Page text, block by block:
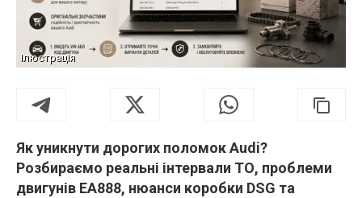
Ілюстрація
Як уникнути дорогих поломок Audi?
Розбираємо реальні інтервали ТО, проблеми
двигунів EA888, нюанси коробки DSG та